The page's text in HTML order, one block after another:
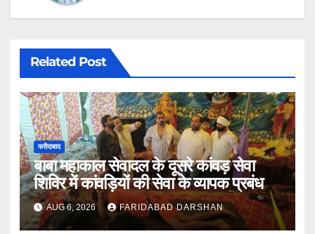
Related Post
फरीदाबाद
बाबा महाकाल सेवादल के दूसरे कांवड़ सेवा
शिविर में कांवड़ियों की सेवा के व्यापक प्रबंध
AUG 6, 2026 FARIDABAD DARSHAN